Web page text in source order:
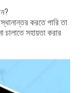
করতে পারি তা
সহায়তা করার